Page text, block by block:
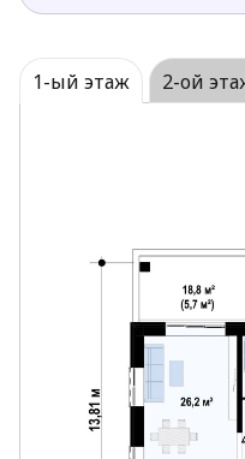
1-ый этаж 2-ой